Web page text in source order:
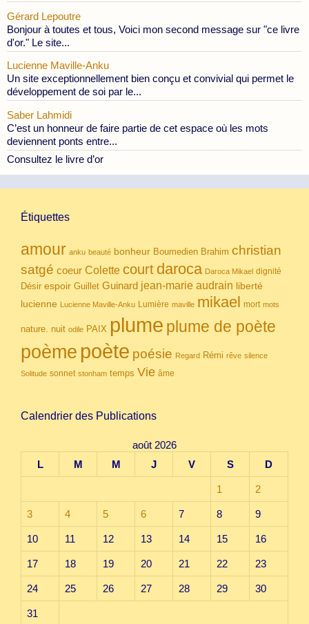
Gérard Lepoutre
Bonjour à toutes et tous, Voici mon second message sur "ce livre
d'or." Le site...
Lucienne Maville-Anku
Un site exceptionnellement bien conçu et convivial qui permet le
développement de soi par le...
Saber Lahmidi
C’est un honneur de faire partie de cet espace où les mots
deviennent ponts entre...
Consultez le livre d’or
Étiquettes
amour anku beauté bonheur Boumedien Brahim christian
satgé coeur Colette court daroca Daroca Mikael dignité
Désir espoir Guillet Guinard jean-marie audrain liberté
lucienne Lucienne Maville-Anku Lumière maville mikael mort mots
nature. nuit odile PAIX plume plume de poète
poème poète poésie Regard Rémi rêve silence
Solitude sonnet stonham temps Vie âme
Calendrier des Publications
août 2026
L
M M J V S D
1 2
3 4 5 6 7 8 9
10 11 12 13 14 15 16
17 18 19 20 21 22 23
24 25 26 27 28 29 30
31